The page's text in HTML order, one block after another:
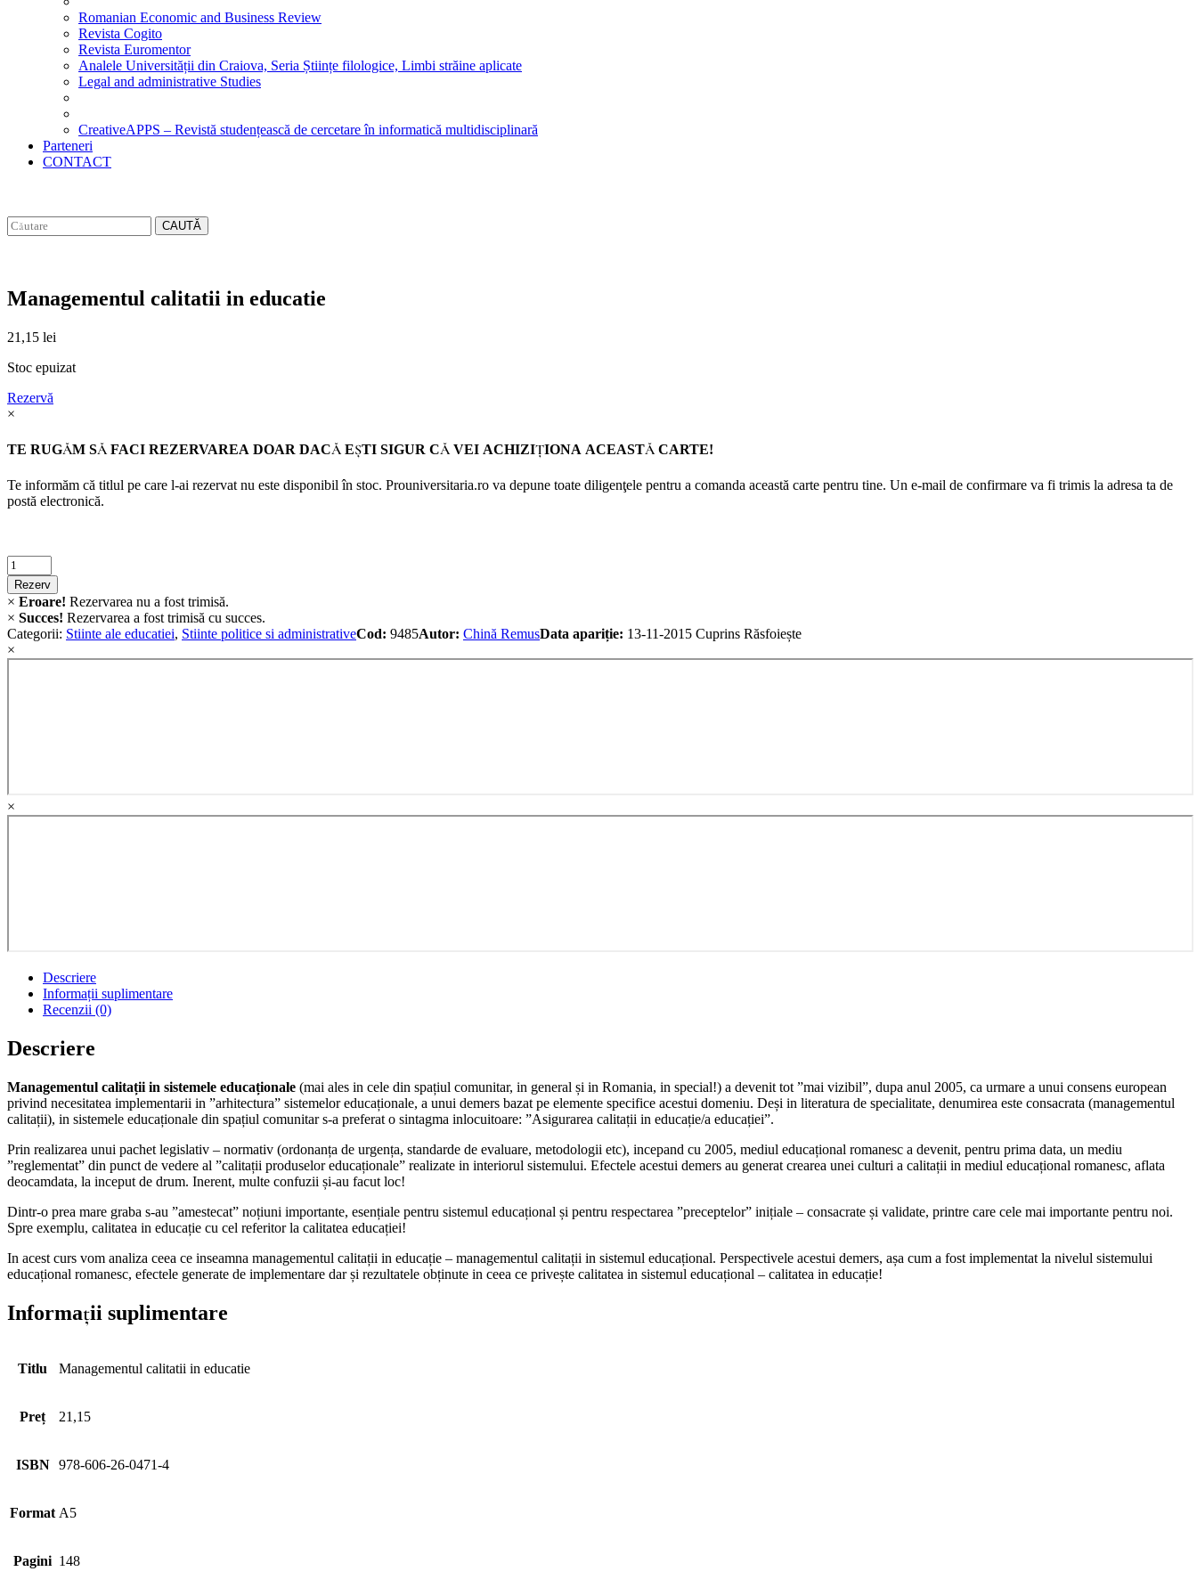
Romanian Economic and Business Review
Revista Cogito
Revista Euromentor
Analele Universității din Craiova, Seria Științe filologice, Limbi străine aplicate
Legal and administrative Studies
CreativeAPPS – Revistă studențească de cercetare în informatică multidisciplinară
Parteneri
CONTACT
CAUTĂ
Managementul calitatii in educatie
21,15 lei
Stoc epuizat
Rezervă
×
TE RUGĂM SĂ FACI REZERVAREA DOAR DACĂ EŞTI SIGUR CĂ VEI ACHIZIŢIONA ACEASTĂ CARTE!
Te informăm că titlul pe care l-ai rezervat nu este disponibil în stoc. Prouniversitaria.ro va depune toate diligenţele pentru a comanda această carte pentru tine. Un e-mail de confirmare va fi trimis la adresa ta de
postă electronică.
Criminalistica
quantity
Rezerv
× Eroare! Rezervarea nu a fost trimisă.
× Succes! Rezervarea a fost trimisă cu succes.
Categorii: Stiinte ale educatiei, Stiinte politice si administrativeCod: 9485Autor: Chină RemusData apariție: 13-11-2015 Cuprins Răsfoiește
×
×
Descriere
Informații suplimentare
Recenzii (0)
Descriere
Managementul calitații in sistemele educaționale (mai ales in cele din spațiul comunitar, in general și in Romania, in special!) a devenit tot ”mai vizibil”, dupa anul 2005, ca urmare a unui consens european
privind necesitatea implementarii in ”arhitectura” sistemelor educaționale, a unui demers bazat pe elemente specifice acestui domeniu. Deși in literatura de specialitate, denumirea este consacrata (managementul
calitații), in sistemele educaționale din spațiul comunitar s-a preferat o sintagma inlocuitoare: ”Asigurarea calitații in educație/a educației”.
Prin realizarea unui pachet legislativ – normativ (ordonanța de urgența, standarde de evaluare, metodologii etc), incepand cu 2005, mediul educațional romanesc a devenit, pentru prima data, un mediu
”reglementat” din punct de vedere al ”calitații produselor educaționale” realizate in interiorul sistemului. Efectele acestui demers au generat crearea unei culturi a calitații in mediul educațional romanesc, aflata
deocamdata, la inceput de drum. Inerent, multe confuzii și-au facut loc!
Dintr-o prea mare graba s-au ”amestecat” noțiuni importante, esențiale pentru sistemul educațional și pentru respectarea ”preceptelor” inițiale – consacrate și validate, printre care cele mai importante pentru noi.
Spre exemplu, calitatea in educație cu cel referitor la calitatea educației!
In acest curs vom analiza ceea ce inseamna managementul calitații in educație – managementul calitații in sistemul educațional. Perspectivele acestui demers, așa cum a fost implementat la nivelul sistemului
educațional romanesc, efectele generate de implementare dar și rezultatele obținute in ceea ce privește calitatea in sistemul educațional – calitatea in educație!
Informații suplimentare
Titlu Managementul calitatii in educatie
Preț 21,15
ISBN 978-606-26-0471-4
Format A5
Pagini 148